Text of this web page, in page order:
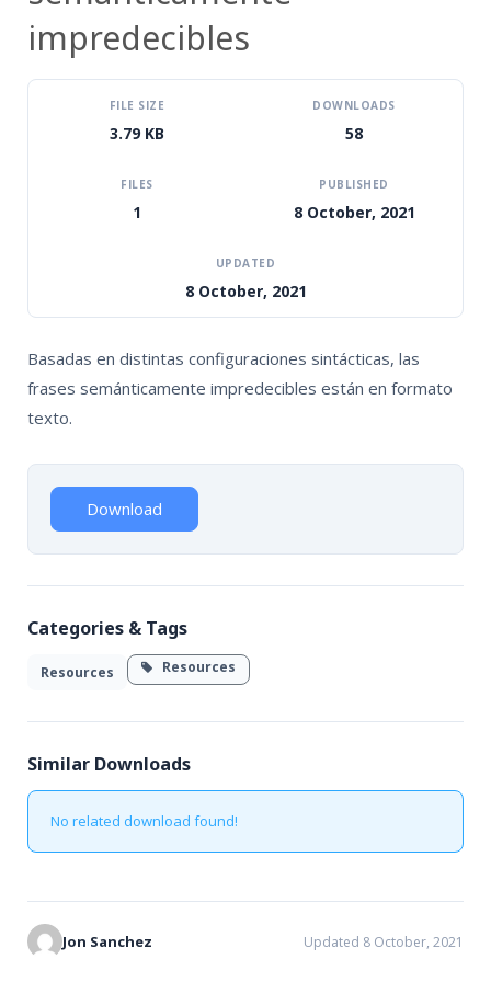
impredecibles
FILE SIZE
3.79 KB
DOWNLOADS
58
FILES
1
PUBLISHED
8 October, 2021
UPDATED
8 October, 2021
Basadas en distintas configuraciones sintácticas, las
frases semánticamente impredecibles están en formato
texto.
Download
Categories & Tags
Resources Resources
Similar Downloads
No related download found!
Jon Sanchez Updated 8 October, 2021